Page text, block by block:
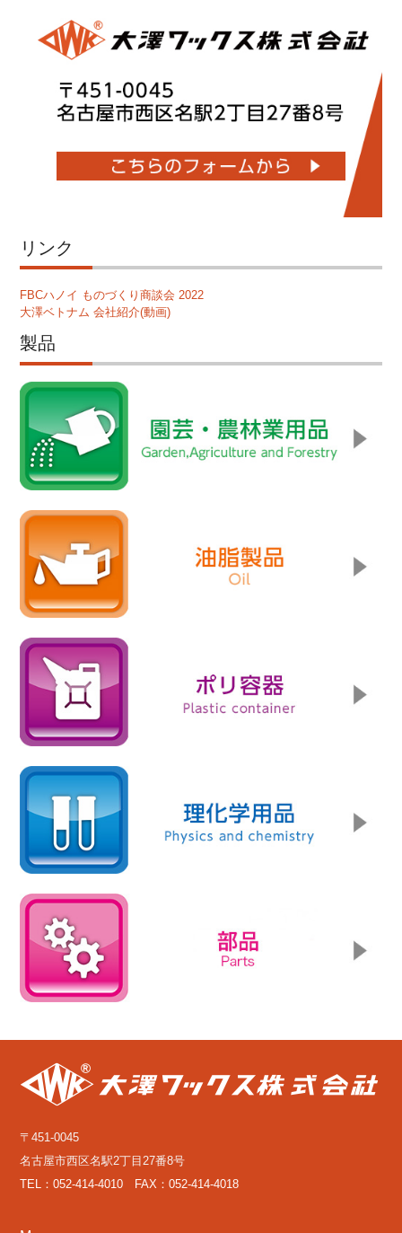
リンク
FBCハノイ ものづくり商談会 2022
大澤ベトナム 会社紹介(動画)
製品
〒451-0045
名古屋市西区名駅2丁目27番8号
TEL：052-414-4010 FAX：052-414-4018